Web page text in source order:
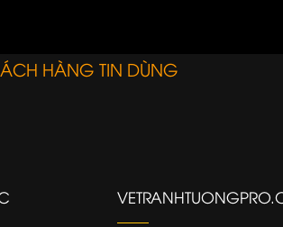
HÀNG TIN DÙNG